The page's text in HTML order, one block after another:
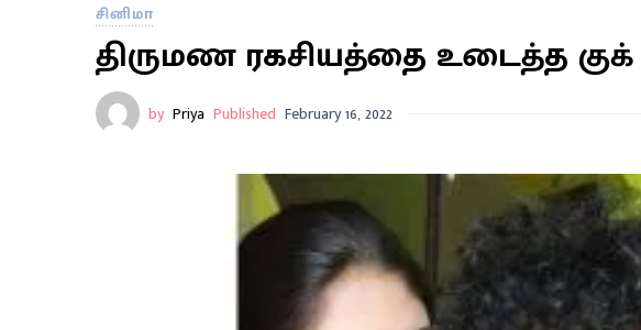
சினிமா
திருமண ரகசியத்தை உடைத்த குக்
by Priya Published February 16, 2022